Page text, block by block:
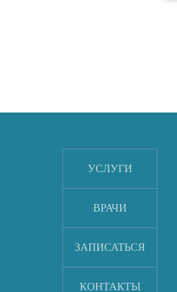
УСЛУГИ
ВРАЧИ
ЗАПИСАТЬСЯ
КОНТАКТЫ